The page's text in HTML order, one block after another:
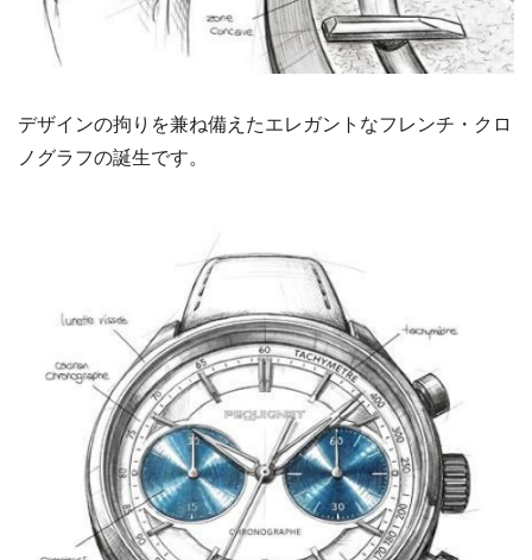
デザインの拘りを兼ね備えたエレガントなフレンチ・クロ
ノグラフの誕生です。